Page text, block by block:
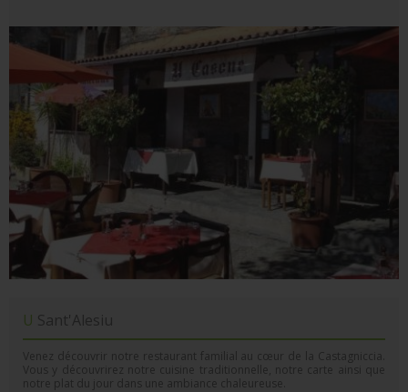
U Sant'Alesiu
Venez découvrir notre restaurant familial au cœur de la Castagniccia.
Vous y découvrirez notre cuisine traditionnelle, notre carte ainsi que
notre plat du jour dans une ambiance chaleureuse.